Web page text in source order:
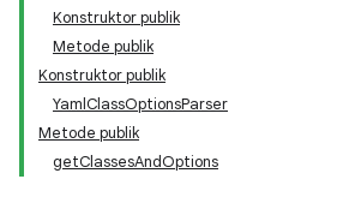
Konstruktor publik
Metode publik
Konstruktor publik
YamlClassOptionsParser
Metode publik
getClassesAndOptions